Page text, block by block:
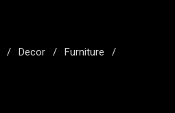
Decor
Furniture